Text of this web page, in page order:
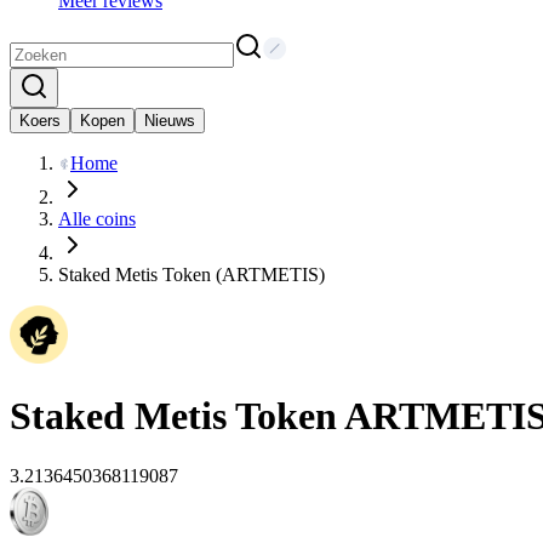
Koers Kopen Nieuws
Home
Alle coins
Staked Metis Token (ARTMETIS)
Staked Metis Token
3.2136450368119087